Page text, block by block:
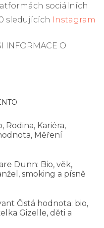
sociálních
sledujících Instagram
INFORMACE O
Rodina, Kariéra,
Měření
Dunn: Bio, věk,
smoking a písně
Čistá hodnota: bio,
Gizelle, děti a